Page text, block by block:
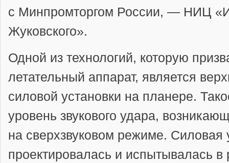
с Минпромторгом России, — НИЦ
Жуковского».
Одной из технологий, которую
летательный аппарат, является
силовой установки на планере.
уровень звукового удара,
на сверхзвуковом режиме.
проектировалась и испытывалась в